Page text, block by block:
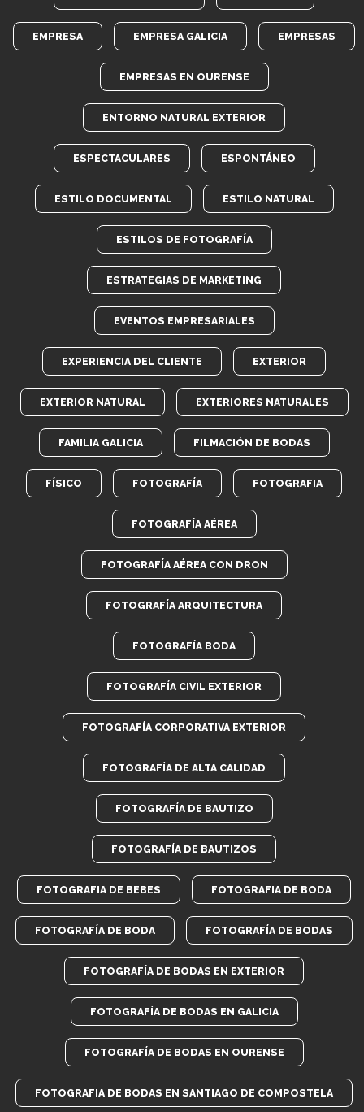
EMPRESA EMPRESA GALICIA EMPRESAS
EMPRESAS EN OURENSE
ENTORNO NATURAL EXTERIOR
ESPECTACULARES ESPONTÁNEO
ESTILO DOCUMENTAL ESTILO NATURAL
ESTILOS DE FOTOGRAFÍA
ESTRATEGIAS DE MARKETING
EVENTOS EMPRESARIALES
EXPERIENCIA DEL CLIENTE EXTERIOR
EXTERIOR NATURAL EXTERIORES NATURALES
FAMILIA GALICIA FILMACIÓN DE BODAS
FÍSICO FOTOGRAFÍA FOTOGRAFIA
FOTOGRAFÍA AÉREA
FOTOGRAFÍA AÉREA CON DRON
FOTOGRAFÍA ARQUITECTURA
FOTOGRAFÍA BODA
FOTOGRAFÍA CIVIL EXTERIOR
FOTOGRAFÍA CORPORATIVA EXTERIOR
FOTOGRAFÍA DE ALTA CALIDAD
FOTOGRAFÍA DE BAUTIZO
FOTOGRAFÍA DE BAUTIZOS
FOTOGRAFIA DE BEBES FOTOGRAFIA DE BODA
FOTOGRAFÍA DE BODA FOTOGRAFÍA DE BODAS
FOTOGRAFÍA DE BODAS EN EXTERIOR
FOTOGRAFÍA DE BODAS EN GALICIA
FOTOGRAFÍA DE BODAS EN OURENSE
FOTOGRAFIA DE BODAS EN SANTIAGO DE COMPOSTELA